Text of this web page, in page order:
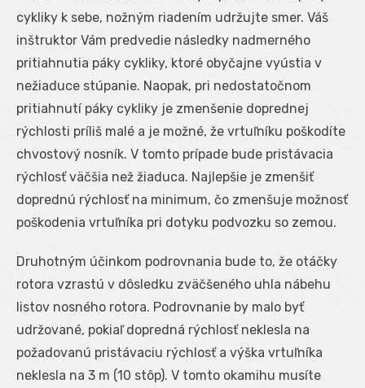
cykliky k sebe, nožným riadením udržujte smer. Váš
inštruktor Vám predvedie následky nadmerného
pritiahnutia páky cykliky, ktoré obyčajne vyústia v
nežiaduce stúpanie. Naopak, pri nedostatočnom
pritiahnutí páky cykliky je zmenšenie doprednej
rýchlosti príliš malé a je možné, že vrtuľníku poškodíte
chvostový nosník. V tomto prípade bude pristávacia
rýchlosť väčšia než žiaduca. Najlepšie je zmenšiť
doprednú rýchlosť na minimum, čo zmenšuje možnosť
poškodenia vrtuľníka pri dotyku podvozku so zemou.
Druhotným účinkom podrovnania bude to, že otáčky
rotora vzrastú v dôsledku zväčšeného uhla nábehu
listov nosného rotora. Podrovnanie by malo byť
udržované, pokiaľ dopredná rýchlosť neklesla na
požadovanú pristávaciu rýchlosť a výška vrtuľníka
neklesla na 3 m (10 stôp). V tomto okamihu musíte